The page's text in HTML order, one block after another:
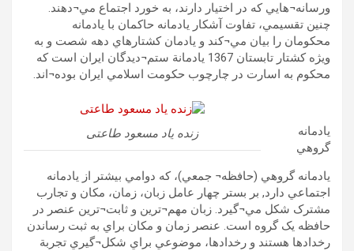
ورسانه¬هايي که در اختيار دارند، به خورد اجتماع مي¬دهند.
چنين تقسيمي، تفاوت آشکار يادمانه حاکمان با يادمانه
محکومان را بيان مي¬کند و يادمان کشتارهاي دهه شصت و به
ويژه کشتار تابستان 1367 يادمانة ستم¬ديدگان ايران است که
محکوم به اسارت در چارچوب حکومت اسلامي ايران بوده¬اند.
زنده یاد مسعود طاعتی
يادمانه
گروهي
يادمانه گروهي (حافظه¬ جمعي)، که دوامي بيشتر از يادمانه
اجتماعي دارد, بر بستر چهار عامل زبان، زمان، مکان و تجارب
مشترک شکل مي¬گيرد. زبان مهم¬ترين و ثابت¬ترين عنصر در
حافظه يک گروه است. عنصر زمان و مکان براي به ثبت رساندن
رخدادها هستند و رخدادها، موضوعي براي شکل¬گيري تجربة